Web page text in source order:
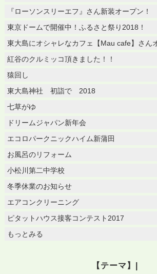
『ローソンスリーエフ』さん新装オープン！
東京ドームで開催中！ふるさと祭り2018！
東大島にオシャレなカフェ【Mau cafe】さん
紅谷のクルミッコ頂きました！！
猿回し
東大島神社 初詣で 2018
七草がゆ
ドリームジャパン新年会
エコロパークニックハイム新蒲田
お風呂のリフォーム
小松川第二中学校
冬季休業のお知らせ
エアコンクリーニング
ピタットハウス接客コンテスト2017
もっとみる
【テーマ】|